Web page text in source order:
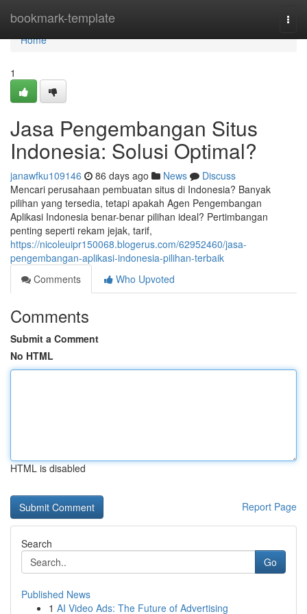
bookmark-template
Home
Home
1
Jasa Pengembangan Situs
Indonesia: Solusi Optimal?
janawfku109146 86 days ago News
Discuss
Mencari perusahaan pembuatan situs di Indonesia? Banyak
pilihan yang tersedia, tetapi apakah Agen Pengembangan
Aplikasi Indonesia benar-benar pilihan ideal? Pertimbangan
penting seperti rekam jejak, tarif,
https://nicoleuipr150068.blogerus.com/62952460/jasa-
pengembangan-aplikasi-indonesia-pilihan-terbaik
Comments
Who Upvoted
Comments
Submit a Comment
No HTML
HTML is disabled
Report Page
Search
Go
Published News
1 AI Video Ads: The Future of Advertising